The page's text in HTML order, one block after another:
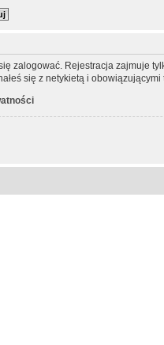
zalogować. Rejestracja zajmuje
się z netykietą i